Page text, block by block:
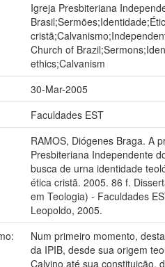
Igreja Presbiteriana
Church of
ethics;Calvanism
30-Mar-2005
Faculdades EST
RAMOS, Diógenes Braga. A
Presbiteriana Independente
busca de urna identidade
ética cristã. 2005. 86 f.
em Teologia) - Faculdades
Leopoldo, 2005.
Num primeiro momento,
da IPIB, desde sua origem
Calvino até sua constituição,